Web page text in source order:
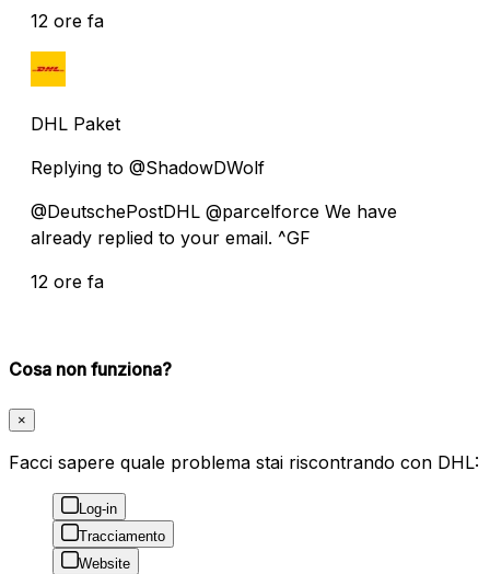
12 ore fa
DHL Paket
Replying to @ShadowDWolf
@DeutschePostDHL @parcelforce We have
already replied to your email. ^GF
12 ore fa
Cosa non funziona?
×
Facci sapere quale problema stai riscontrando con DHL:
Log-in
Tracciamento
Website